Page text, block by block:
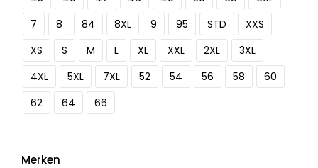
7
8 84 8XL 9 95 STD
XXS
XS
S M L XL XXL 2XL
3XL
4XL
5XL 7XL 52 54 56 58
60
62
64 66
Merken